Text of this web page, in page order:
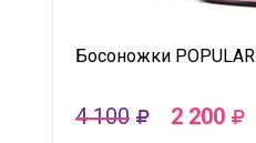
Босоножки POPULAR
4 100 2 200